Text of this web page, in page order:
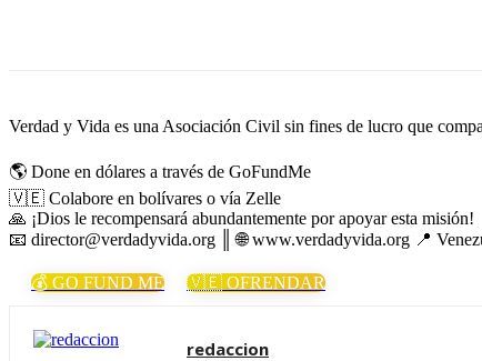
Verdad y Vida es una Asociación Civil sin fines de lucro que
🌎 Done en dólares a través de GoFundMe
🇻🇪 Colabore en bolívares o vía Zelle
🙏 ¡Dios le recompensará abundantemente por apoyar esta misión!
📧 director@verdadyvida.org ║ 🌐 www.verdadyvida.org 📍
💰 GO FUND ME 🇻🇪 OFRENDAR
redaccion